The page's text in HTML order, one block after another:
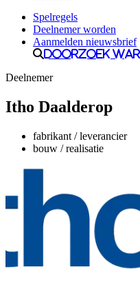
Spelregels
Deelnemer worden
Aanmelden nieuwsbrief
Doorzoek
Deelnemer
Itho Daalderop
fabrikant / leverancier
bouw / realisatie